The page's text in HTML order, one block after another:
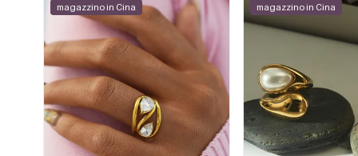
magazzino in Cina magazzino in Cina